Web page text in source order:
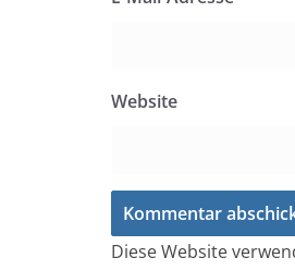
Website
Diese Website